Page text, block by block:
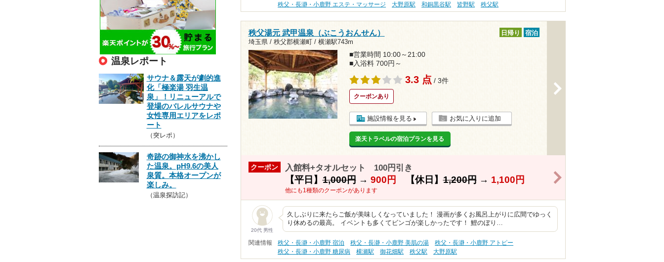
秩父・長瀞・小鹿野 エステ・マッサージ
大野原駅 和銅黒谷駅 皆野駅 秩父駅
秩父湯元 武甲温泉（ぶこうおんせん）
埼玉県 / 秩父郡横瀬町 / 横瀬駅743m
日帰り 宿泊
■営業時間 10:00～21:00
■入浴料 700円～
3.3 点 / 3件
クーポンあり
施設情報を見る お気に入りに追加
楽天トラベルの宿泊プランを見る
クーポン 入館料+タオルセット 100円引き
【平日】1,000円→ 900円 【休日】1,200円→ 1,100円
他にも1種類のクーポンがあります
>
20代 男性
久しぶりに来たらご飯が美味しくなっていました！ 漫画が多くお風呂上がりに広間でゆっく
り休めるの最高。 イベントも多くてビンゴが楽しかったです！ 鯉のぼり…
関連情報 秩父・長瀞・小鹿野 宿泊 秩父・長瀞・小鹿野 美肌の湯
秩父・長瀞・小鹿野 アトピー
秩父・長瀞・小鹿野 糖尿病
横瀬駅 御花畑駅 秩父駅 大野原駅
温泉レポート
サウナ＆露天が劇的進
化「極楽湯 羽生温
泉」！リニューアルで
登場のバレルサウナや
女性専用エリアをレポ
ート
（突レポ）
奇跡の御神水を沸かし
た温泉。pH9.6の美人
泉質。本格オープンが
楽しみ。
（温泉探訪記）